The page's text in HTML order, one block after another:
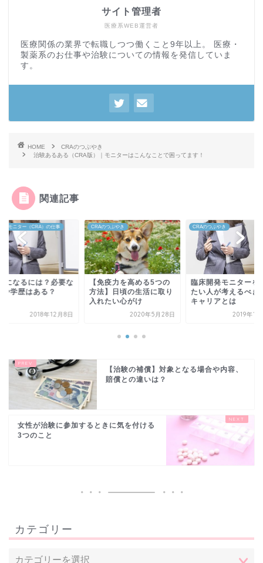
医療系WEB運営者
サイト管理者
医療関係の業界で転職しつつ働くこと9年以上。 医療・
製薬系のお仕事や治験についての情報を発信していま
す。
HOME
CRAのつぶやき
治験あるある（CRA版）｜モニターはこんなことで困ってます！
関連記事
発モニター（CRA）の仕事
になるには？必要な
や学歴はある？
2018年12月8日
CRAのつぶやき
【免疫力を高める5つの
方法】日頃の生活に取り
入れたい心がけ
2020年5月28日
CRAのつぶやき
臨床開発モニターを
たい人が考えるべき
キャリアとは
2019年1
【治験の補償】対象となる場合や内容、
賠償との違いは？
女性が治験に参加するときに気を付ける
3つのこと
カテゴリー